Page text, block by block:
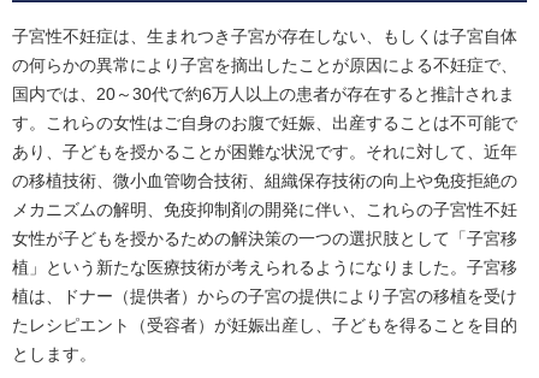
子宮性不妊症は、生まれつき子宮が存在しない、もしくは子宮自体
の何らかの異常により子宮を摘出したことが原因による不妊症で、
国内では、20～30代で約6万人以上の患者が存在すると推計されま
す。これらの女性はご自身のお腹で妊娠、出産することは不可能で
あり、子どもを授かることが困難な状況です。それに対して、近年
の移植技術、微小血管吻合技術、組織保存技術の向上や免疫拒絶の
メカニズムの解明、免疫抑制剤の開発に伴い、これらの子宮性不妊
女性が子どもを授かるための解決策の一つの選択肢として「子宮移
植」という新たな医療技術が考えられるようになりました。子宮移
植は、ドナー（提供者）からの子宮の提供により子宮の移植を受け
たレシピエント（受容者）が妊娠出産し、子どもを得ることを目的
とします。